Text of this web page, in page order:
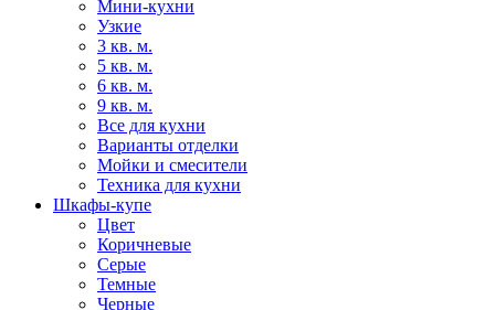
Мини-кухни
Узкие
3 кв. м.
5 кв. м.
6 кв. м.
9 кв. м.
Все для кухни
Варианты отделки
Мойки и смесители
Техника для кухни
Шкафы-купе
Цвет
Коричневые
Серые
Темные
Черные